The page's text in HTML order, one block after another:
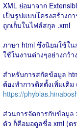
XML ย่อมาจาก
เป็นรูปแบบโครงสร้างก
ถูกเก็บในไฟล์สกุล .xml
ภาษา html ซึ่งนิยมใช้ใ
ใช้ในงานต่างๆอย่างกว้
สำหรับการสกัดข้อมูล
ต้องทำการติดตั้งเพิ่มเติ
https://
ส่วนการจัดการกับข้อมูล
ตัว ก็คือมอดูลชื่อ xml (ต